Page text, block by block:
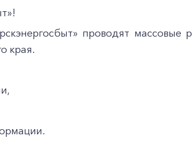
проводят массовые
края.